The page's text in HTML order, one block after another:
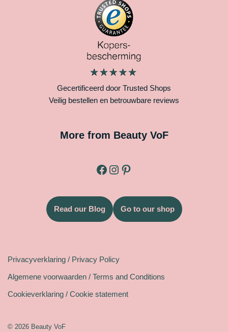
Gecertificeerd door Trusted Shops
Veilig bestellen en betrouwbare reviews
More from Beauty VoF
Read our Blog Go to our shop
Privacyverklaring / Privacy Policy
Algemene voorwaarden / Terms and Conditions
Cookieverklaring / Cookie statement
© 2026 Beauty VoF